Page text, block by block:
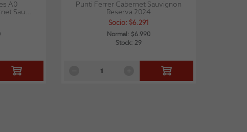
A0
Sau...
Punti Ferrer Cabernet Sauvignon
Reserva 2024
Socio: $6.291
Normal: $6.990
Stock: 29